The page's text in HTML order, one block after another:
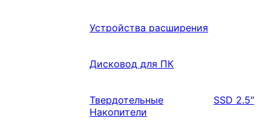
Устройства расширения
Дисковод для ПК
Твердотельные
Накопители
SSD 2.5″